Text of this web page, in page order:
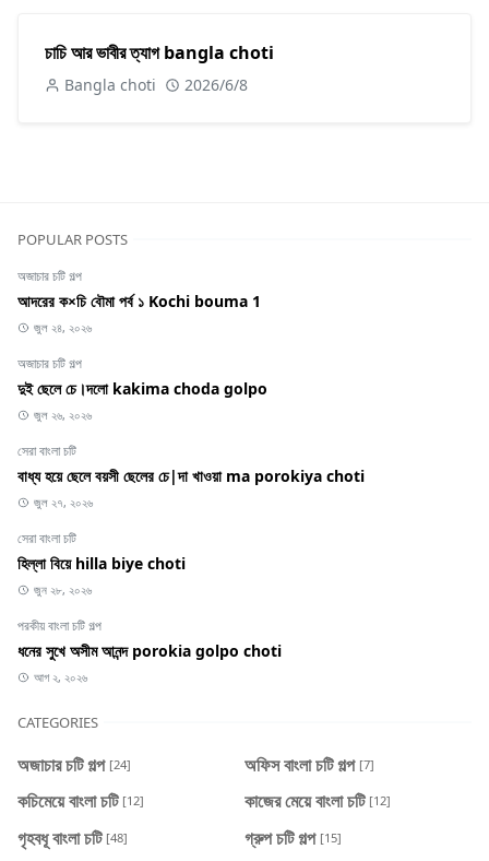
চাচি আর ভাবীর ত্যাগ bangla choti
Bangla choti 2026/6/8
POPULAR POSTS
অজাচার চটি গল্প
আদরের ক×চি বৌমা পর্ব ১ Kochi bouma 1
জুল ২৪, ২০২৬
অজাচার চটি গল্প
দুই ছেলে চে।দলো kakima choda golpo
জুল ২৬, ২০২৬
সেরা বাংলা চটি
বাধ্য হয়ে ছেলে বয়সী ছেলের চে|দা খাওয়া ma porokiya choti
জুল ২৭, ২০২৬
সেরা বাংলা চটি
হিল্লা বিয়ে hilla biye choti
জুন ২৮, ২০২৬
পরকীয় বাংলা চটি গল্প
ধনের সুখে অসীম আনন্দ porokia golpo choti
আগ ২, ২০২৬
CATEGORIES
অজাচার চটি গল্প [24] অফিস বাংলা চটি গল্প [7]
কচিমেয়ে বাংলা চটি [12] কাজের মেয়ে বাংলা চটি [12]
গৃহবধূ বাংলা চটি [48] গ্রুপ চটি গল্প [15]